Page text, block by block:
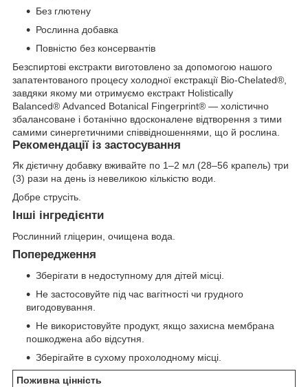
Без глютену
Рослинна добавка
Повністю без консервантів
Безспиртові екстракти виготовлено за допомогою нашого
запатентованого процесу холодної екстракції Bio-Chelated®,
завдяки якому ми отримуємо екстракт Holistically
Balanced® Advanced Botanical Fingerprint® — холістично
збалансоване і ботанічно вдосконалене відтворення з тими
самими синергетичними співвідношеннями, що й рослина.
Рекомендації із застосування
Як дієтичну добавку вживайте по 1–2 мл (28–56 крапель) три
(3) рази на день із невеликою кількістю води.
Добре струсіть.
Інші інгредієнти
Рослинний гліцерин, очищена вода.
Попередження
Зберігати в недоступному для дітей місці.
Не застосовуйте під час вагітності чи грудного
вигодовування.
Не використовуйте продукт, якщо захисна мембрана
пошкоджена або відсутня.
Зберігайте в сухому прохолодному місці.
Поживна цінність